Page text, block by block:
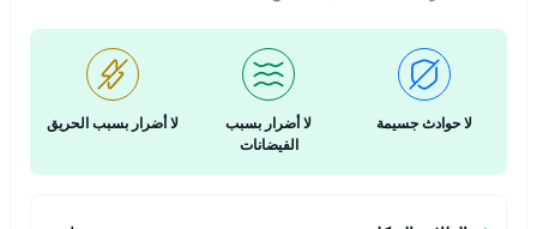
لا حوادث جسيمة
لا أضرار بسبب
الفيضانات
لا أضرار بسبب الحريق